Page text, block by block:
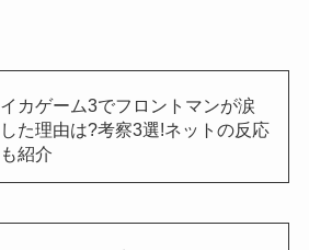
イカゲーム3でフロントマンが涙
した理由は?考察3選!ネットの反応
も紹介